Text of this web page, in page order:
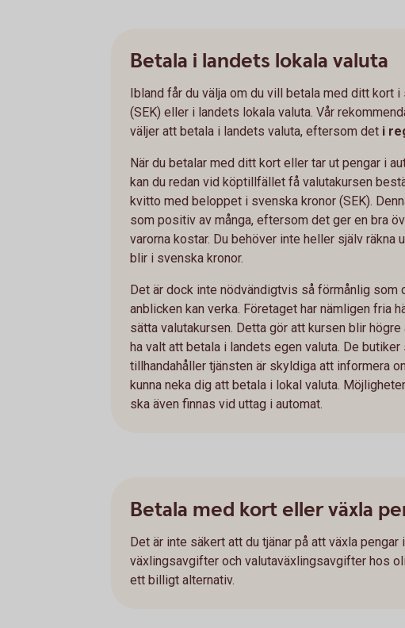
Betala i landets lokala valuta
Ibland får du välja om du vill betala med ditt kort i
(SEK) eller i landets lokala valuta. Vår
väljer att betala i landets valuta, eftersom det i
När du betalar med ditt kort eller tar ut pengar i
kan du redan vid köptillfället få valutakursen
kvitto med beloppet i svenska kronor (SEK).
som positiv av många, eftersom det ger en bra
varorna kostar. Du behöver inte heller själv räkna
blir i svenska kronor.
Det är dock inte nödvändigtvis så förmånlig som
anblicken kan verka. Företaget har nämligen fria
sätta valutakursen. Detta gör att kursen blir högre
ha valt att betala i landets egen valuta. De butiker
tillhandahåller tjänsten är skyldiga att informera
kunna neka dig att betala i lokal valuta.
ska även finnas vid uttag i automat.
Betala med kort eller växla
Det är inte säkert att du tjänar på att växla pengar
växlingsavgifter och valutaväxlingsavgifter hos
ett billigt alternativ.